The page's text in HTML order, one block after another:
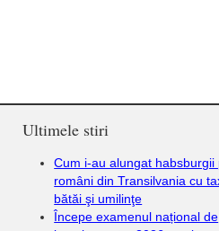
Ultimele stiri
Cum i-au alungat habsburgii
români din Transilvania cu
bătăi şi umilinţe
Începe examenul național de